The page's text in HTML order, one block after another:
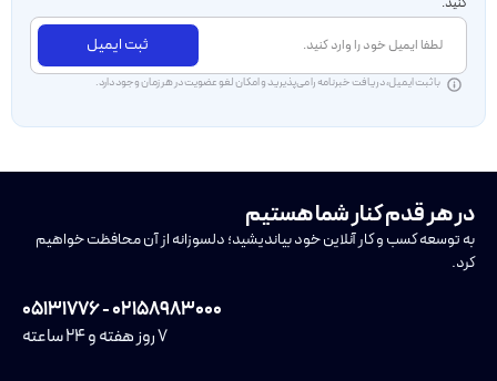
ثبت ایمیل
با ثبت ایمیل، دریافت خبرنامه را می‌پذیرید و امکان لغو عضویت در هر زمان وجود دارد.
در هر قدم کنار شما هستیم
به توسعه کسب و کار آنلاین خود بیاندیشید؛ دلسوزانه از آن محافظت خواهیم
کرد.
۰۲۱۵۸۹۸۳۰۰۰ - ۰۵۱۳۱۷۷۶
۷ روز هفته و ۲۴ ساعته